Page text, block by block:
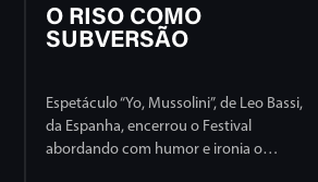
O RISO COMO
SUBVERSÃO
Espetáculo “Yo, Mussolini”, de Leo Bassi,
da Espanha, encerrou o Festival
abordando com humor e ironia o